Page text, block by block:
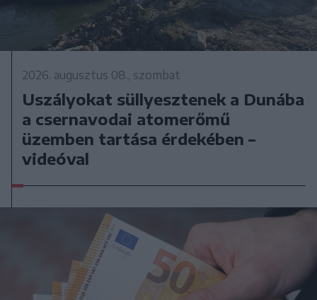
2026. augusztus 08., szombat
Uszályokat süllyesztenek a Dunába
a csernavodai atomerőmű
üzemben tartása érdekében –
videóval